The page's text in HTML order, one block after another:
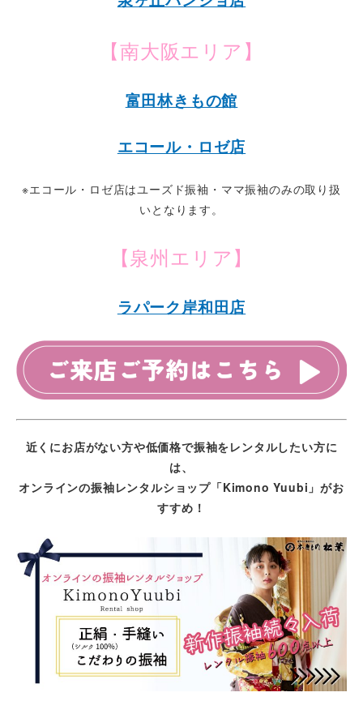
【南大阪エリア】
富田林きもの館
エコール・ロゼ店
※エコール・ロゼ店はユーズド振袖・ママ振袖のみの取り扱
いとなります。
【泉州エリア】
ラパーク岸和田店
近くにお店がない方や低価格で振袖をレンタルしたい方に
は、
オンラインの振袖レンタルショップ 「Kimono Yuubi」がお
すすめ！